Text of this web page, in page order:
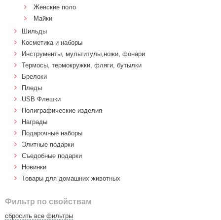
Женские поло
Майки
Шильды
Косметика и наборы
Инструменты, мультитулы,ножи, фонари
Термосы, термокружки, фляги, бутылки
Брелоки
Пледы
USB Флешки
Полиграфические изделия
Награды
Подарочные наборы
Элитные подарки
Cъедобные подарки
Новинки
Товары для домашних животных
Фильтр по свойствам
сбросить все фильтры